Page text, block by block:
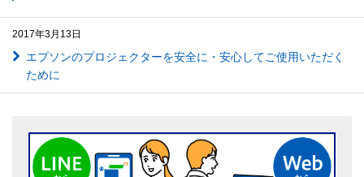
2017年3月13日
エプソンのプロジェクターを安全に・安心してご使用いただく
ために